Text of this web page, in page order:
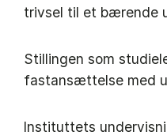
trivsel til et bærende
Stillingen som
fastansættelse med
Instituttets